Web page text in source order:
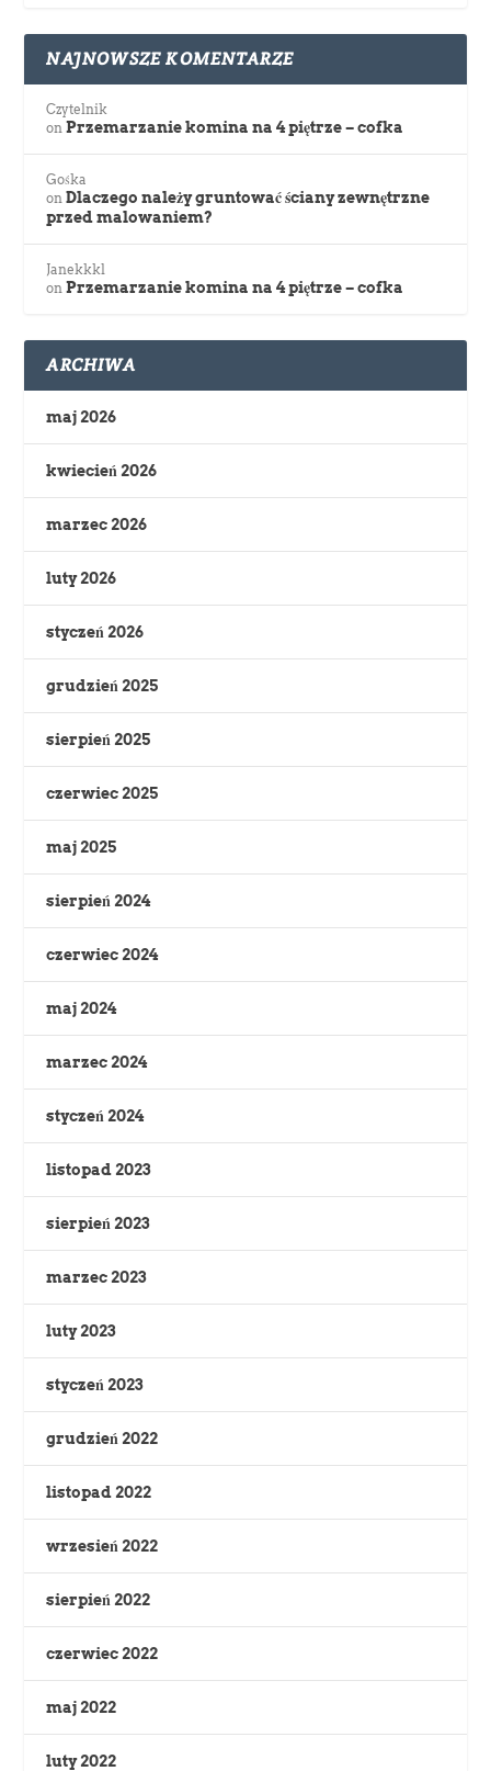
NAJNOWSZE KOMENTARZE
Czytelnik
onPrzemarzanie komina na 4 piętrze – cofka
Gośka
onDlaczego należy gruntować ściany zewnętrzne
przed malowaniem?
Janekkkl
onPrzemarzanie komina na 4 piętrze – cofka
ARCHIWA
maj 2026
kwiecień 2026
marzec 2026
luty 2026
styczeń 2026
grudzień 2025
sierpień 2025
czerwiec 2025
maj 2025
sierpień 2024
czerwiec 2024
maj 2024
marzec 2024
styczeń 2024
listopad 2023
sierpień 2023
marzec 2023
luty 2023
styczeń 2023
grudzień 2022
listopad 2022
wrzesień 2022
sierpień 2022
czerwiec 2022
maj 2022
luty 2022